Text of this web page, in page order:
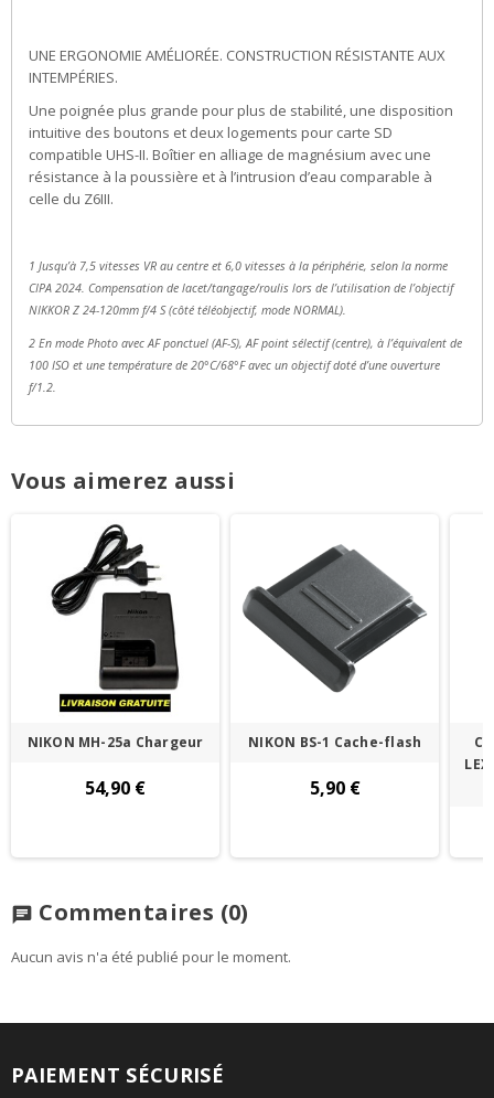
UNE ERGONOMIE AMÉLIORÉE. CONSTRUCTION RÉSISTANTE AUX
INTEMPÉRIES.
Une poignée plus grande pour plus de stabilité, une disposition
intuitive des boutons et deux logements pour carte SD
compatible UHS-II. Boîtier en alliage de magnésium avec une
résistance à la poussière et à l’intrusion d’eau comparable à
celle du Z6III.
1 Jusqu’à 7,5 vitesses VR au centre et 6,0 vitesses à la périphérie, selon la norme
CIPA 2024. Compensation de lacet/tangage/roulis lors de l’utilisation de l’objectif
NIKKOR Z 24-120mm f/4 S (côté téléobjectif, mode NORMAL).
2 En mode Photo avec AF ponctuel (AF-S), AF point sélectif (centre), à l’équivalent de
100 ISO et une température de 20°C/68°F avec un objectif doté d’une ouverture
f/1.2.
Vous aimerez aussi
NIKON MH-25a Chargeur
54,90 €
NIKON BS-1 Cache-flash
5,90 €
chat Commentaires (0)
Aucun avis n'a été publié pour le moment.
PAIEMENT SÉCURISÉ